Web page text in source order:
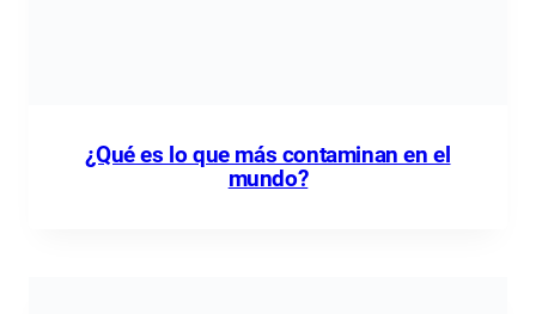
¿Qué es lo que más contaminan en el
mundo?